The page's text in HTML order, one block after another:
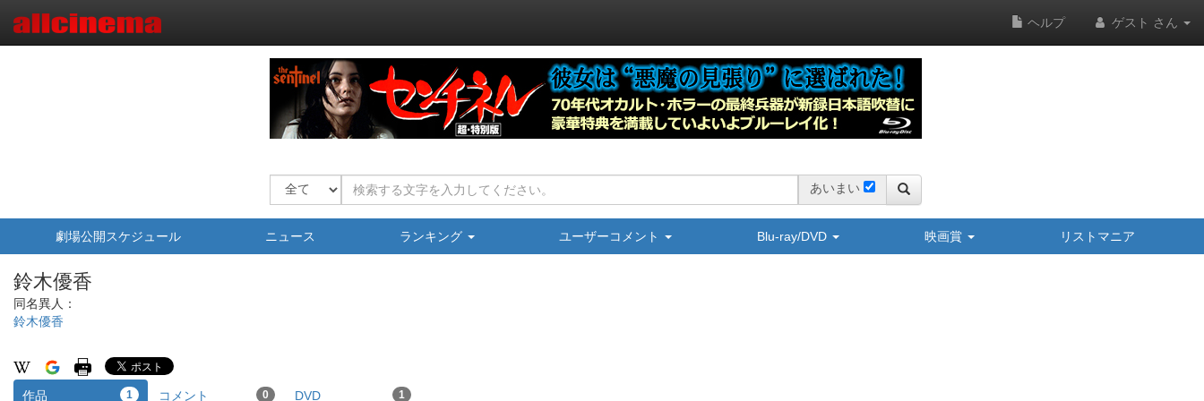
ヘルプ ゲスト さん
あいまい
劇場公開スケジュール ニュース ランキング ユーザーコメント Blu-ray/DVD 映画賞 リストマニア
鈴木優香
同名異人：
鈴木優香
作品 1 コメント 0 DVD 1